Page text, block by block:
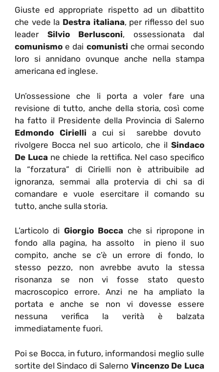
Giuste ed appropriate rispetto ad un dibattito
che vede la Destra italiana, per riflesso del suo
leader Silvio Berlusconi, ossessionata dal
comunismoe dai comunisti che ormai secondo
loro si annidano ovunque anche nella stampa
americana ed inglese.
Un’ossessione che li porta a voler fare una
revisione di tutto, anche della storia, così come
ha fatto il Presidente della Provincia di Salerno
Edmondo Cirielli a cui si sarebbe dovuto
rivolgere Bocca nel suo articolo, che il Sindaco
De Luca ne chiede la rettifica. Nel caso specifico
la “forzatura” di Cirielli non è attribuibile ad
ignoranza, semmai alla protervia di chi sa di
comandare e vuole esercitare il comando su
tutto, anche sulla storia.
L’articolo di Giorgio Bocca che si ripropone in
fondo alla pagina, ha assolto in pieno il suo
compito, anche se c’è un errore di fondo, lo
stesso pezzo, non avrebbe avuto la stessa
risonanza se non vi fosse stato questo
macroscopico errore. Anzi ne ha ampliato la
portata e anche se non vi dovesse essere
nessuna verifica la verità è balzata
immediatamente fuori.
Poi se Bocca, in futuro, informandosi meglio sulle
sortite del Sindaco di Salerno Vincenzo De Luca